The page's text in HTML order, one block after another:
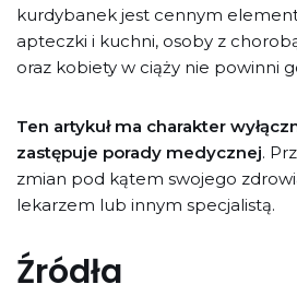
kurdybanek jest cennym
apteczki i kuchni, osoby z
oraz kobiety w ciąży nie powinni
Ten artykuł ma charakter
zastępuje porady medycznej.
zmian pod kątem swojego
lekarzem lub innym specjalistą.
Źródła